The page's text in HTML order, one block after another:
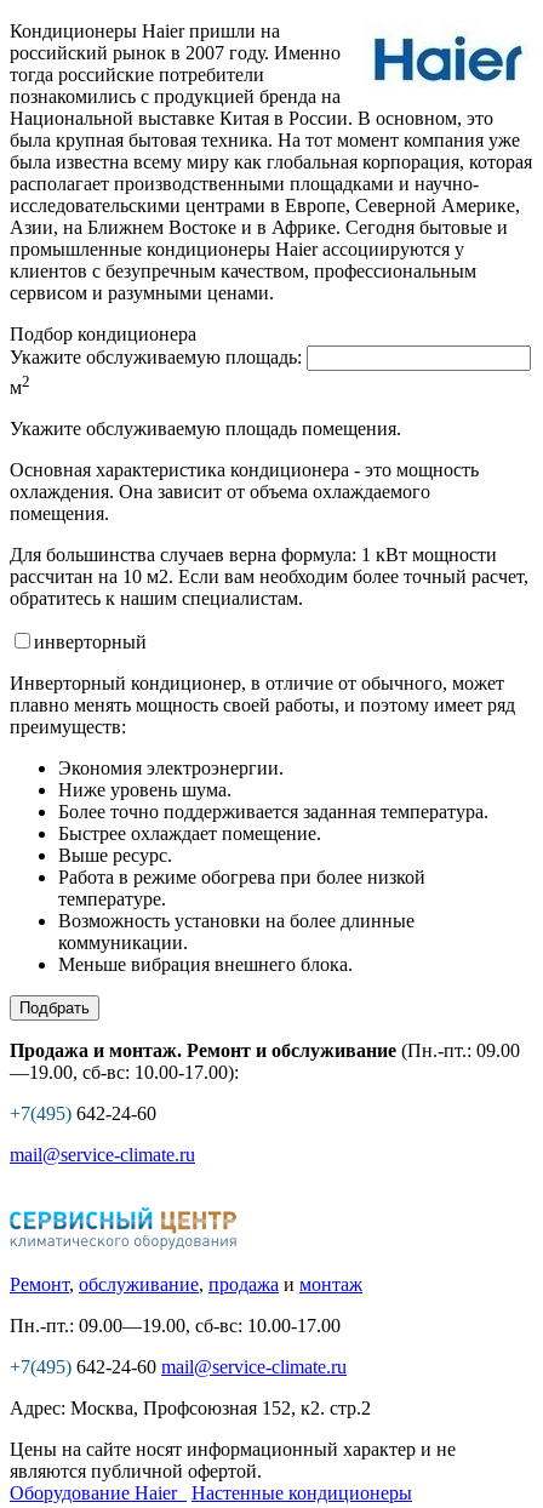
Кондиционеры Haier пришли на
российский рынок в 2007 году. Именно
тогда российские потребители
познакомились с продукцией бренда на
Национальной выставке Китая в России. В основном, это
была крупная бытовая техника. На тот момент компания уже
была известна всему миру как глобальная корпорация, которая
располагает производственными площадками и научно-
исследовательскими центрами в Европе, Северной Америке,
Азии, на Ближнем Востоке и в Африке. Сегодня бытовые и
промышленные кондиционеры Haier ассоциируются у
клиентов с безупречным качеством, профессиональным
сервисом и разумными ценами.
Подбор кондиционера
Укажите обслуживаемую площадь:
м2
Укажите обслуживаемую площадь помещения.
Основная характеристика кондиционера - это мощность
охлаждения. Она зависит от объема охлаждаемого
помещения.
Для большинства случаев верна формула: 1 кВт мощности
рассчитан на 10 м2. Если вам необходим более точный расчет,
обратитесь к нашим специалистам.
инверторный
Инверторный кондиционер, в отличие от обычного, может
плавно менять мощность своей работы, и поэтому имеет ряд
преимуществ:
Экономия электроэнергии.
Ниже уровень шума.
Более точно поддерживается заданная температура.
Быстрее охлаждает помещение.
Выше ресурс.
Работа в режиме обогрева при более низкой
температуре.
Возможность установки на более длинные
коммуникации.
Меньше вибрация внешнего блока.
Подбрать
Продажа и монтаж. Ремонт и обслуживание (Пн.-пт.: 09.00
—19.00, сб-вс: 10.00-17.00):
+7(495) 642-24-60
mail@service-climate.ru
Ремонт, обслуживание, продажа и монтаж
Пн.-пт.: 09.00—19.00, сб-вс: 10.00-17.00
+7(495) 642-24-60 mail@service-climate.ru
Адрес: Москва, Профсоюзная 152, к2. стр.2
Цены на сайте носят информационный характер и не
являются публичной офертой.
Оборудование Haier
Настенные кондиционеры